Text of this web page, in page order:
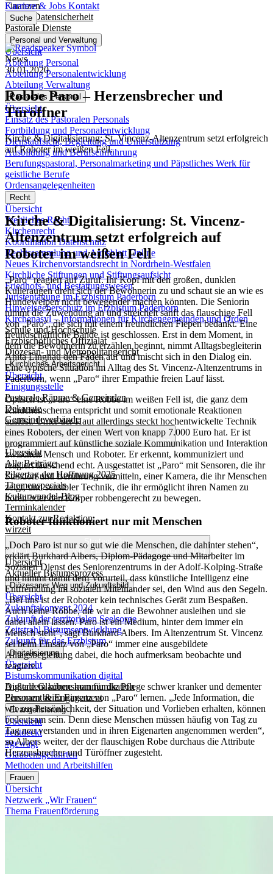
Finanzen
IT und Datensicherheit
Pastorale Dienste
Personal und Verwaltung
Übersicht
Abteilung Personal
Abteilung Personalentwicklung
Abteilung Verwaltung
Pastorales Personal
Übersicht
Einsatz des Pastoralen Personals
Fortbildung und Personalentwicklung
Dienstaufsicht, Begleitung und Unterstützung
Ausbildung und Berufseinführung
Berufungspastoral, Personalmarketing und Päpstliches Werk für
geistliche Berufe
Ordensangelegenheiten
Recht
Übersicht
Weltliches Recht
Kirchenrecht
Koordination Datenschutz
Rechtssammlung und Amtsblatt Online
Neues Kirchenvorstandsrecht in Nordrhein-Westfalen
Kirchliche Stiftungen und Stiftungsaufsicht
Friedhofs- und Bestattungswesen
Juristentagung im Erzbistum Paderborn
Hinweisgeberschutz im Erzbistum Paderborn
Kirchenasyl – Informationen für Kirchengemeinden und Orden
Schule und Hochschule
Erzbischöfliches Offizialat
Diözesan- und Metropolitangericht
Kirchliches Arbeitsgericht
Übersicht
Einigungsstelle
Pastorale Räume & Gemeinden
Dekanate
Gemeindeverbände
Aktuelles
& Termine Aktuelles, Themen, Kalender, Blog
Übersicht
Alle Beiträge
Pilgertag der Hoffnung 2025
Themenspecials
Kulturwandel-Blog
Terminkalender
Kontakt zur Redaktion
wirzeit
Strategische
Themen Engagement, Pastorale Räume, Digitalisierung
Übersicht
Aktueller Bistumsprozess
Diözesaner Weg und Zukunftsbild
Übersicht
Zukunftskonvent 2024
Zukunft der territorialen Seelsorge
Zeitstrahl Bistumsentwicklung
Zukunft für das Erzbistum
Digitalisierung
Übersicht
Bistumskommunikation digital
Digitale Glaubenskommunikation
Ehrenamt & Engagement
Evangelisierung
Übersicht
#entdeckt
#gewagt
Glaubensgefährten
Methoden und Arbeitshilfen
Frauen
Übersicht
Netzwerk „Wir Frauen“
Thema Frauenförderung
Karriere & Jobs Kontakt
Suche
News
30.01.2020
RobbeParo–Herzensbrecher und
Türöffner
Kirche & Digitalisierung: St. Vincenz-Altenzentrum setzt erfolgreich
auf Roboter im weißen Fell.
Kirche & Digitalisierung: St. Vincenz-
Altenzentrum setzt erfolgreich auf
Roboter im weißen Fell
„Paro“ reagiert auf Zuruf. Ihr Kopf mit den großen, dunklen
Kulleraugen dreht sich der Bewohnerin zu und schaut sie an wie es
Hundewelpen nicht bewegender machen könnten. Die Seniorin
nimmt die Zuwendung an und streichelt sanft das flauschige Fell
von „Paro“, die sich mit einem freundlichen Fiepen bedankt. Eine
freundschaftliche Bande ist geschlossen. Erst in dem Moment, in
dem die Bewohnerin zu erzählen beginnt, nimmt Alltagsbegleiterin
Anita Lingnau den Faden auf und mischt sich in den Dialog ein.
Eine typische Situation im Alltag des St. Vincenz-Altenzentrums in
Paderborn, wenn „Paro“ ihrer Empathie freien Lauf lässt.
Optisch ist „Paro“ eine Robbe im weißen Fell ist, die ganz dem
Kindchenschema entspricht und somit emotionale Reaktionen
auslöst. Unter der Haut allerdings steckt hochentwickelte Technik
eines Roboters, der einen Wert von knapp 7.000 Euro hat. Er ist
programmiert auf künstliche soziale Kommunikation und Interaktion
zwischen Mensch und Roboter. Er erkennt, kommuniziert und
reagiert täuschend echt. Ausgestattet ist „Paro“ mit Sensoren, die ihr
Standort und Berührung vermitteln, einer Kamera, die ihr Menschen
zeigt, und sensibler Technik, die ihr ermöglicht ihren Namen zu
hören oder den Körper robbengerecht zu bewegen.
Roboter funktioniert nur mit Menschen
„Doch Paro ist nur so gut wie die Menschen, die dahinter stehen“,
erklärt Burkhard Albers, Diplom-Pädagoge und Mitarbeiter im
Sozialen Dienst des Seniorenzentrums in der Adolf-Kolping-Straße
und nimmt damit dem Vorurteil, dass künstliche Intelligenz eine
Entfremdung im sozialen Miteinander sei, den Wind aus den Segeln.
„Bei uns ist der Roboter kein technisches Gerät zum Bespaßen.
Auch keine Robbe, die wir an die Bewohner ausleihen und sie
dabei allein lassen. Paro ist ein Medium, hinter dem immer ein
Mensch steht“, sagt Burkhard Albers. Im Altenzentrum St. Vincenz
sei beim Einsatz von „Paro“ immer eine ausgebildete
Alltagsbegleitung dabei, die hoch aufmerksam beobachte und
reagiere.
Außerdem könne man für die Pflege schwer kranker und dementer
Personen beim Einsatz von „Paro“ lernen. „Jede Information, die
wir zur Persönlichkeit, der Situation und Vorlieben erhalten, können
bedeutsam sein. Denn diese Menschen müssen häufig von Tag zu
Tag neu verstanden und in ihren Eigenarten angenommen werden“,
so Albers weiter, der der flauschigen Robe durchaus die Attribute
Herzensbrecher und Türöffner zugesteht.